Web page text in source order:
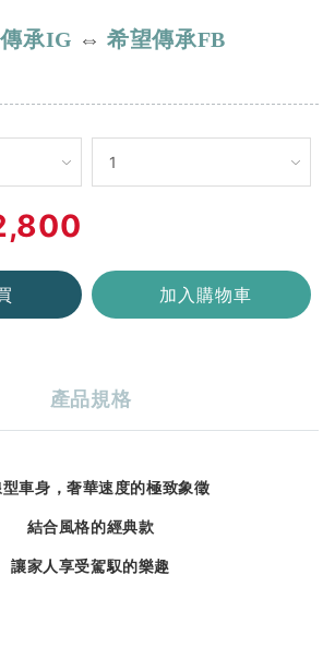
承IG ⇔希望傳承FB
加入購物車
產品規格
型車身，奢華速度的極致象徵
結合風格的經典款
讓家人享受駕馭的樂趣